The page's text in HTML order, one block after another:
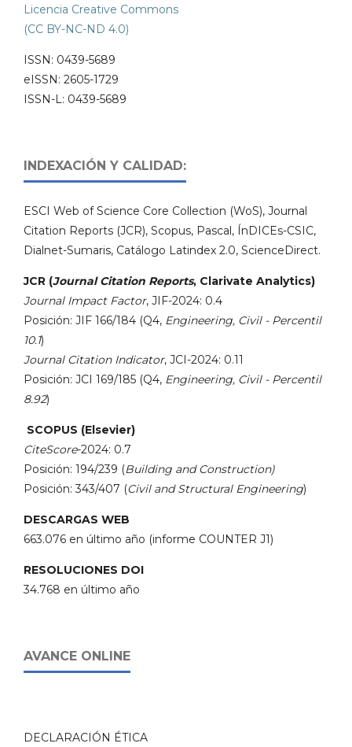
Licencia Creative Commons
(CC BY-NC-ND 4.0)
ISSN: 0439-5689
eISSN: 2605-1729
ISSN-L: 0439-5689
INDEXACIÓN Y CALIDAD:
ESCI Web of Science Core Collection (WoS), Journal
Citation Reports (JCR), Scopus, Pascal, ÍnDICEs-CSIC,
Dialnet-Sumaris, Catálogo Latindex 2.0, ScienceDirect.
JCR (Journal Citation Reports, Clarivate Analytics)
Journal Impact Factor, JIF-2024: 0.4
Posición: JIF 166/184 (Q4, Engineering, Civil - Percentil
10.1)
Journal Citation Indicator, JCI-2024: 0.11
Posición: JCI 169/185 (Q4, Engineering, Civil - Percentil
8.92)
SCOPUS (Elsevier)
CiteScore-2024: 0.7
Posición: 194/239 (Building and Construction)
Posición: 343/407 (Civil and Structural Engineering)
DESCARGAS WEB
663.076 en último año (informe COUNTER J1)
RESOLUCIONES DOI
34.768 en último año
AVANCE ONLINE
DECLARACIÓN ÉTICA